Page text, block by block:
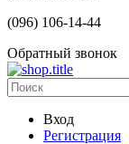
(096) 106-14-44
Обратный звонок
Вход
Регистрация